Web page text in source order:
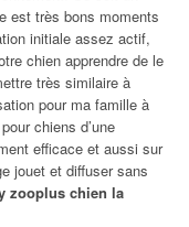
est très bons moments
initiale assez actif,
chien apprendre de le
très similaire à
pour ma famille à
chiens d’une
efficace et aussi sur
jouet et diffuser sans
zooplus chien la